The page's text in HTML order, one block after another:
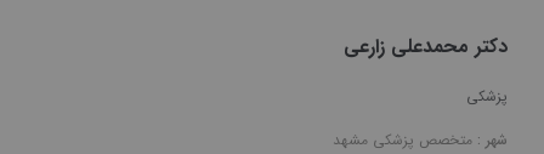
دکتر محمدعلی زارعی
پزشکی
شهر : متخصص پزشکی مشهد